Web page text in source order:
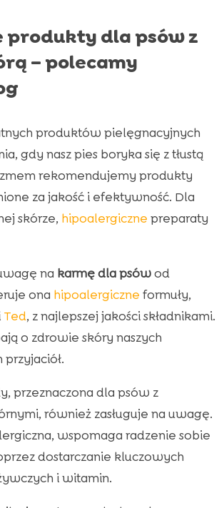
produkty dla psów z
– polecamy
produktów pielęgnacyjnych
gdy nasz pies boryka się z tłustą
rekomendujemy produkty
za jakość i efektywność. Dla
skórze, hipoalergiczne preparaty
na karmę dla psówod
ona hipoalergiczne formuły,
Ted, z najlepszej jakości składnikami.
o zdrowie skóry naszych
przeznaczona dla psów z
również zasługuje na uwagę.
wspomaga radzenie sobie
dostarczanie kluczowych
i witamin.